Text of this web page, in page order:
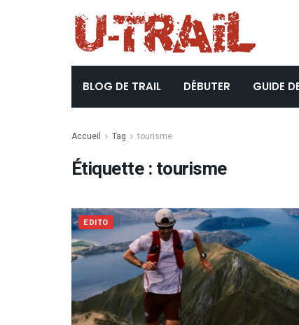
BLOG DE TRAIL DÉBUTER GUIDE
Accueil Tag tourisme
Étiquette :tourisme
EDITO